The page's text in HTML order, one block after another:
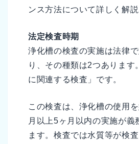
ンス方法について詳しく解説
法定検査時期
浄化槽の検査の実施は法律
り、その種類は2つあります
に関連する検査」です。
この検査は、浄化槽の使用
月以上5ヶ月以内の実施が義
ます。検査では水質等が検